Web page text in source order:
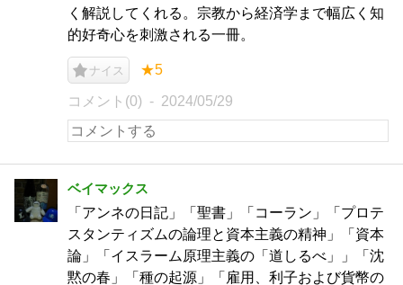
く解説してくれる。宗教から経済学まで幅広く知
的好奇心を刺激される一冊。
ナイス ★5
コメント(0) 2024/05/29
ベイマックス
「アンネの日記」「聖書」「コーラン」「プロテ
スタンティズムの論理と資本主義の精神」「資本
論」「イスラーム原理主義の「道しるべ」」「沈
黙の春」「種の起源」「雇用、利子および貨幣の